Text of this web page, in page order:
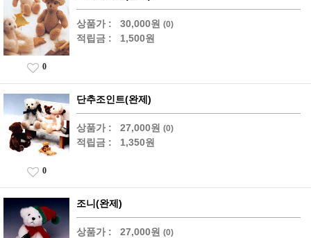
상품가 : 30,000원 (0)
적립금 : 1,500원
0
단추조인트(완제)
상품가 : 27,000원 (0)
적립금 : 1,350원
0
조니(완제)
상품가 : 27,000원 (0)